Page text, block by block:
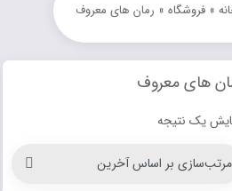
» فروشگاه» رمان های معروف
های معروف
یک نتیجه